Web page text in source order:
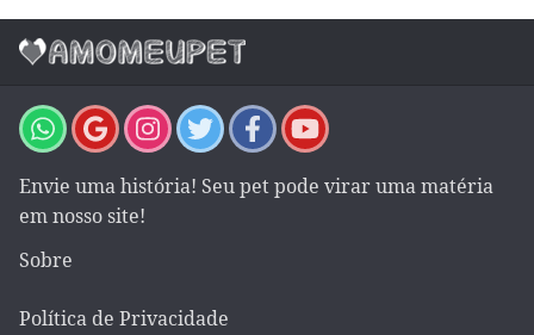
Envie uma história! Seu pet pode virar uma matéria
em nosso site!
Sobre
Política de Privacidade